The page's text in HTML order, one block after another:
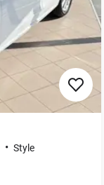
• Style